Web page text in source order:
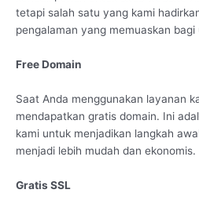
tetapi salah satu yang kami
pengalaman yang memuaskan bagi
Free Domain
Saat Anda menggunakan layanan
mendapatkan gratis domain. Ini
kami untuk menjadikan langkah
menjadi lebih mudah dan ekonomis.
Gratis SSL